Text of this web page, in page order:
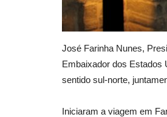
José Farinha Nunes,
Embaixador dos Estados
sentido sul-norte,
Iniciaram a viagem em